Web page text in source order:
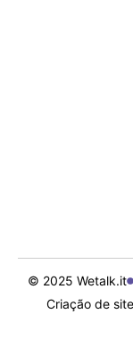
© 2025 Wetalk.it
Criação de